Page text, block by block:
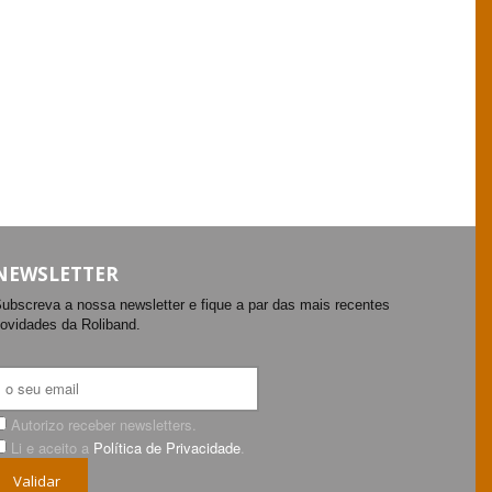
a nossa newsletter e fique a par das mais recentes
da Roliband.
Autorizo receber newsletters.
Li e aceito a Política de Privacidade.
Validar